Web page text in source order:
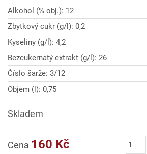
Alkohol (% obj.): 12
Zbytkový cukr (g/l): 0,2
Kyseliny (g/l): 4,2
Bezcukernatý extrakt (g/l): 26
Číslo šarže: 3/12
Objem (l): 0,75
Skladem
Cena 160 Kč Počet